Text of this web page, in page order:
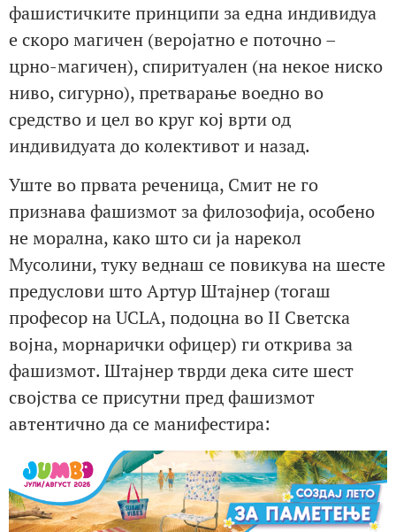
фашистичките принципи за една индивидуа
е скоро магичен (веројатно е поточно –
црно-магичен), спиритуален (на некое ниско
ниво, сигурно), претварање воедно во
средство и цел во круг кој врти од
индивидуата до колективот и назад.
Уште во првата реченица, Смит не го
признава фашизмот за филозофија, особено
не морална, како што си ја нарекол
Мусолини, туку веднаш се повикува на шесте
предуслови што Артур Штајнер (тогаш
професор на UCLA, подоцна во II Светска
војна, морнарички офицер) ги открива за
фашизмот. Штајнер тврди дека сите шест
својства се присутни пред фашизмот
автентично да се манифестира: